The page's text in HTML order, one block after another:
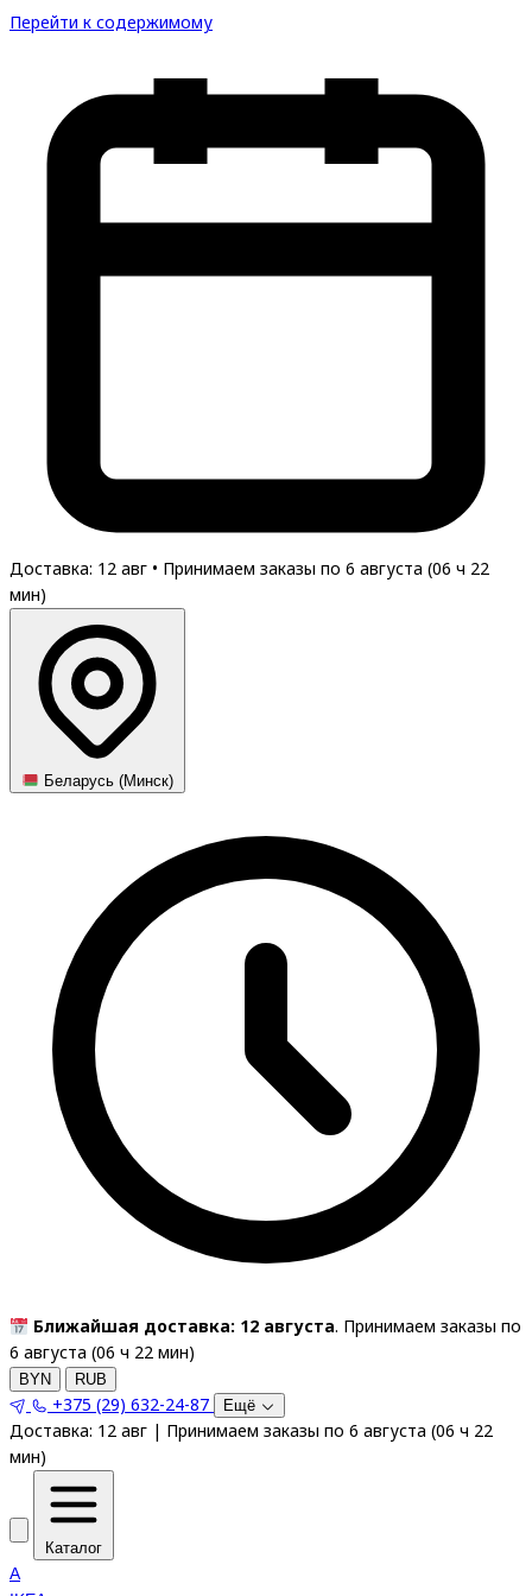
Перейти к содержимому
Доставка: 12 авг • Принимаем заказы по 6 августа (06 ч 22
мин)
Беларусь (Минск)
Ближайшая доставка: 12 августа. Принимаем заказы по
6 августа (06 ч 22 мин)
BYN RUB
+375 (29) 632-24-87 Ещё
Доставка: 12 авг | Принимаем заказы по 6 августа (06 ч 22
мин)
Каталог
A